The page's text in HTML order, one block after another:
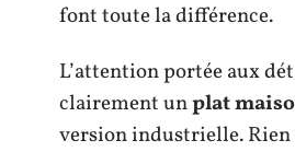
font toute la différence.
L’attention portée aux
clairement unplat
version industrielle. Rien